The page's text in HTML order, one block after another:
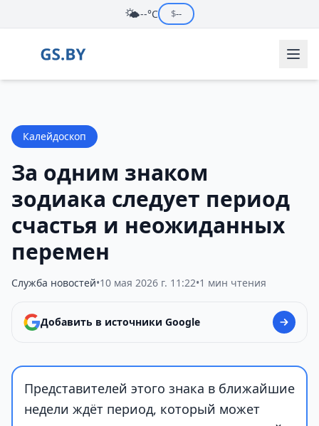
🌤️--°C $--
Калейдоскоп
За одним знаком
зодиака следует период
счастья и неожиданных
перемен
Служба новостей•10 мая 2026 г. 11:22•1 мин чтения
Добавить в источники Google
Представителей этого знака в ближайшие
недели ждёт период, который может